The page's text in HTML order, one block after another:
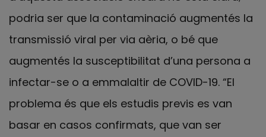
podria ser que la contaminació augmentés la
transmissió viral per via aèria, o bé que
augmentés la susceptibilitat d’una persona a
infectar-se o a emmalaltir de COVID-19. “El
problema és que els estudis previs es van
basar en casos confirmats, que van ser